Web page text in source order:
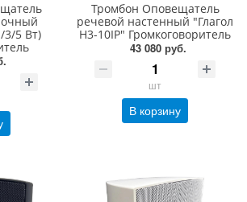
3/5 Вт)
Тромбон Оповещатель
речевой настенный "Глагол
Н3-10IP" Громкоговоритель
43 080 руб.
шт
В корзину